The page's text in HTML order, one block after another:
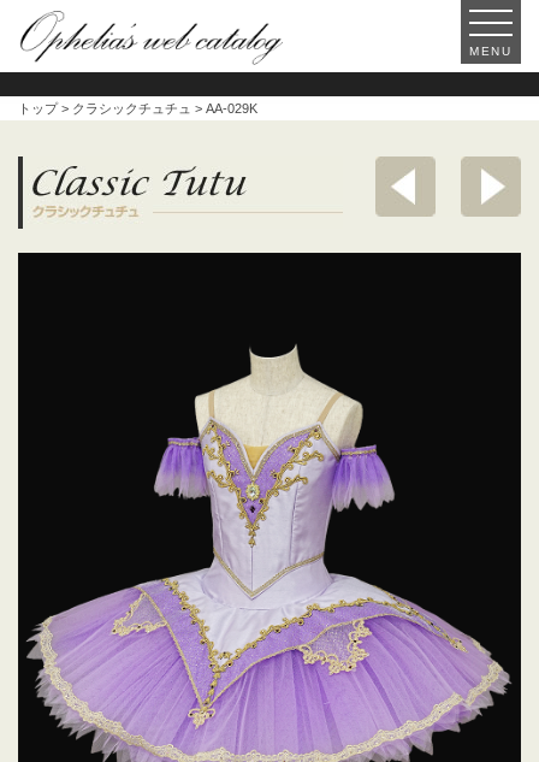
MENU
トップ> クラシックチュチュ > AA-029K